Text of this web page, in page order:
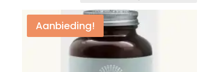
Aanbieding!